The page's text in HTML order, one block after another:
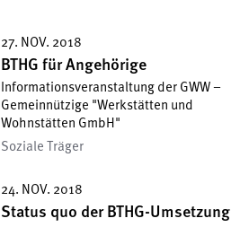
27. NOV. 2018
BTHG für Angehörige
Informationsveranstaltung der GWW –
Gemeinnützige "Werkstätten und
Wohnstätten GmbH"
Soziale Träger
24. NOV. 2018
Status quo der BTHG-Umsetzung